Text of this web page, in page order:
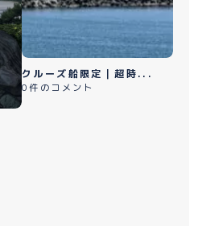
クルーズ船限定｜超時...
0件のコメント